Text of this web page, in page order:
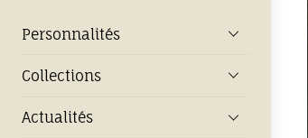
Personnalités
Collections
Actualités